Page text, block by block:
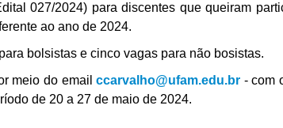
027/2024) para discentes que queiram
ao ano de 2024.
bolsistas e cinco vagas para não bosistas.
meio do emailccarvalho@ufam.edu.br - com
de 20 a 27 de maio de 2024.